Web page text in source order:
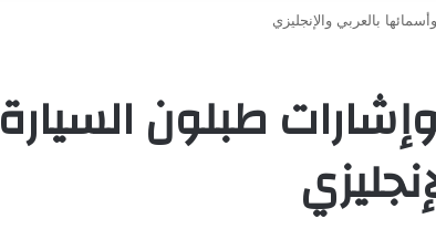
بالعربي والإنجليزي
طبلون السيارة